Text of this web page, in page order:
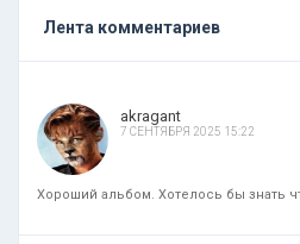
Лента комментариев
akragant
7 СЕНТЯБРЯ 2025 15:22
Хороший альбом. Хотелось бы знать